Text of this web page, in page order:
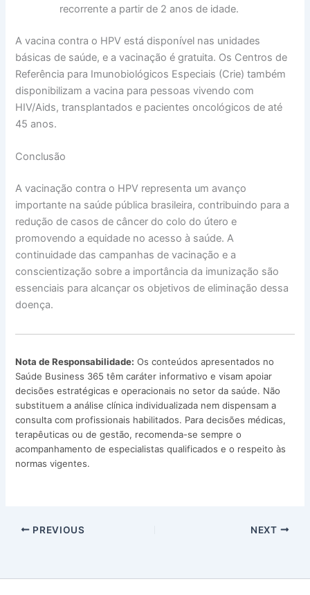
recorrente a partir de 2 anos de idade.
A vacina contra o HPV está disponível nas unidades
básicas de saúde, e a vacinação é gratuita. Os Centros de
Referência para Imunobiológicos Especiais (Crie) também
disponibilizam a vacina para pessoas vivendo com
HIV/Aids, transplantados e pacientes oncológicos de até
45 anos.
Conclusão
A vacinação contra o HPV representa um avanço
importante na saúde pública brasileira, contribuindo para a
redução de casos de câncer do colo do útero e
promovendo a equidade no acesso à saúde. A
continuidade das campanhas de vacinação e a
conscientização sobre a importância da imunização são
essenciais para alcançar os objetivos de eliminação dessa
doença.
Nota de Responsabilidade: Os conteúdos apresentados no
Saúde Business 365 têm caráter informativo e visam apoiar
decisões estratégicas e operacionais no setor da saúde. Não
substituem a análise clínica individualizada nem dispensam a
consulta com profissionais habilitados. Para decisões médicas,
terapêuticas ou de gestão, recomenda-se sempre o
acompanhamento de especialistas qualificados e o respeito às
normas vigentes.
PREVIOUS NEXT